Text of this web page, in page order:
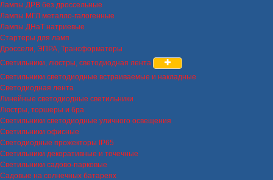
Лампы ДРВ без дроссельные
Лампы МГЛ металло-галогенные
Лампы ДНаТ натриевые
Стартеры для ламп
Дроссели, ЭПРА, Трансформаторы
Светильники, люстры, светодиодная лента
Светильники светодиодные встраиваемые и накладные
Светодиодная лента
Линейные светодиодные светильники
Люстры, торшеры и бра
Светильники светодиодные уличного освещения
Светильники офисные
Светодиодные прожекторы IP65
Светильники декоративные и точечные
Светильники садово-парковые
Садовые на солнечных батареях